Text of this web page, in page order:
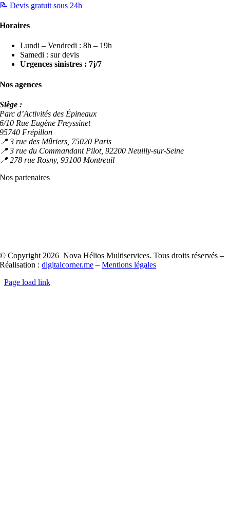
📝 Devis gratuit sous 24h
Horaires
Lundi – Vendredi : 8h – 19h
Samedi : sur devis
Urgences sinistres : 7j/7
Nos agences
Siège :
Parc d’Activités des Épineaux
6/10 Rue Eugène Freyssinet
95740 Frépillon
📍 3 rue des Mûriers, 75020 Paris
📍 3 rue du Commandant Pilot, 92200 Neuilly-sur-Seine
📍 278 rue Rosny, 93100 Montreuil
Nos partenaires
© Copyright 2026 Nova Hélios Multiservices. Tous droits réservés –
Réalisation :digitalcorner.me –Mentions légales
Page load link